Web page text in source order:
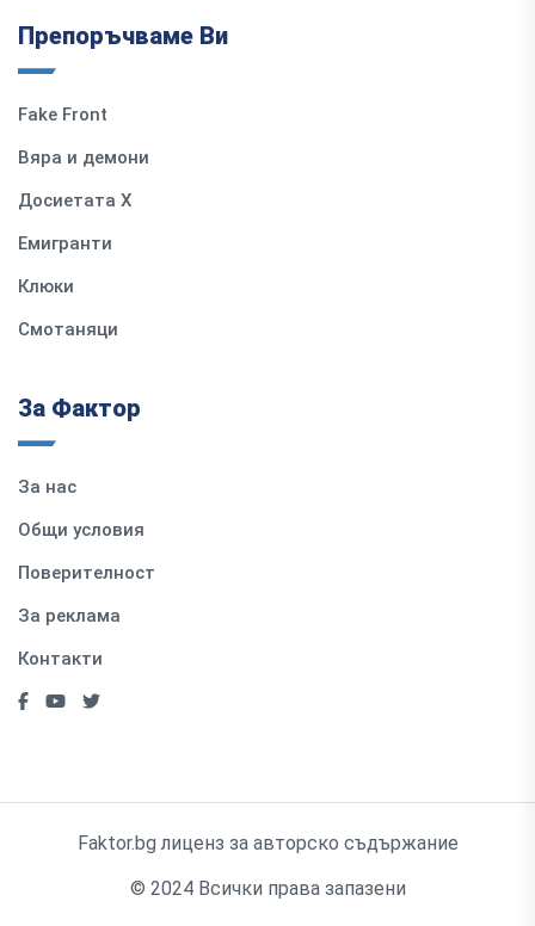
Препоръчваме Ви
Fake Front
Вяра и демони
Досиетата Х
Емигранти
Клюки
Смотаняци
За Фактор
За нас
Общи условия
Поверителност
За реклама
Контакти
Faktor.bg лиценз за авторско съдържание
© 2024 Всички права запазени